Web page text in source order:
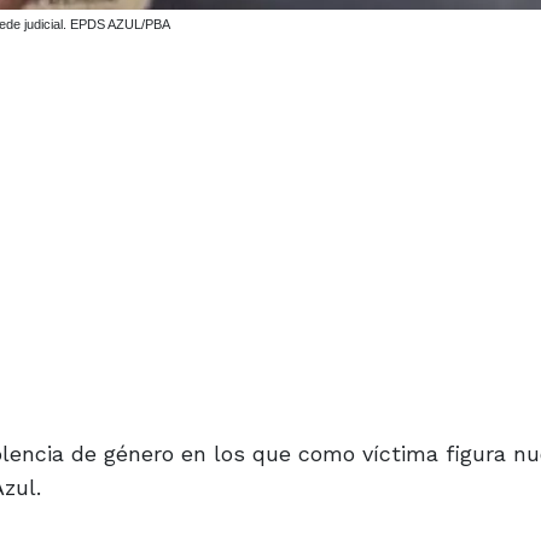
judicial. EPDS AZUL/PBA
de género en los que como víctima figura